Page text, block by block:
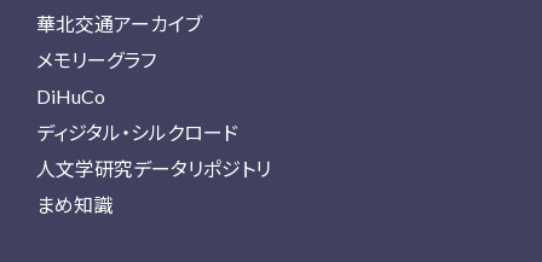
華北交通アーカイブ
メモリーグラフ
DiHuCo
ディジタル・シルクロード
人文学研究データリポジトリ
まめ知識